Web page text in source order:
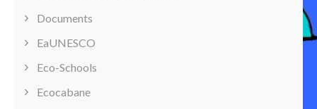
Documents
EaUNESCO
Eco-Schools
Ecocabane